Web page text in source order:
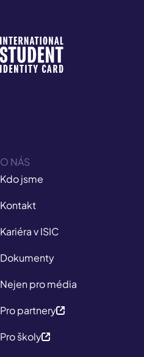
O NÁS
Kdo jsme
Kontakt
Kariéra v ISIC
Dokumenty
Nejen pro média
Pro partnery
Pro školy